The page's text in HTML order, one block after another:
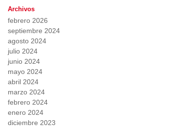
Archivos
febrero 2026
septiembre 2024
agosto 2024
julio 2024
junio 2024
mayo 2024
abril 2024
marzo 2024
febrero 2024
enero 2024
diciembre 2023